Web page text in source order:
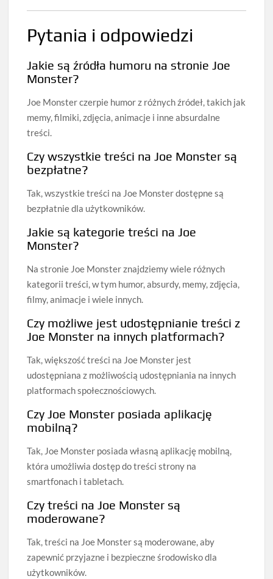
Pytania i odpowiedzi
Jakie są źródła humoru na stronie Joe
Monster?
Joe Monster czerpie humor z różnych źródeł, takich jak
memy, filmiki, zdjęcia, animacje i inne absurdalne
treści.
Czy wszystkie treści na Joe Monster są
bezpłatne?
Tak, wszystkie treści na Joe Monster dostępne są
bezpłatnie dla użytkowników.
Jakie są kategorie treści na Joe
Monster?
Na stronie Joe Monster znajdziemy wiele różnych
kategorii treści, w tym humor, absurdy, memy, zdjęcia,
filmy, animacje i wiele innych.
Czy możliwe jest udostępnianie treści z
Joe Monster na innych platformach?
Tak, większość treści na Joe Monster jest
udostępniana z możliwością udostępniania na innych
platformach społecznościowych.
Czy Joe Monster posiada aplikację
mobilną?
Tak, Joe Monster posiada własną aplikację mobilną,
która umożliwia dostęp do treści strony na
smartfonach i tabletach.
Czy treści na Joe Monster są
moderowane?
Tak, treści na Joe Monster są moderowane, aby
zapewnić przyjazne i bezpieczne środowisko dla
użytkowników.